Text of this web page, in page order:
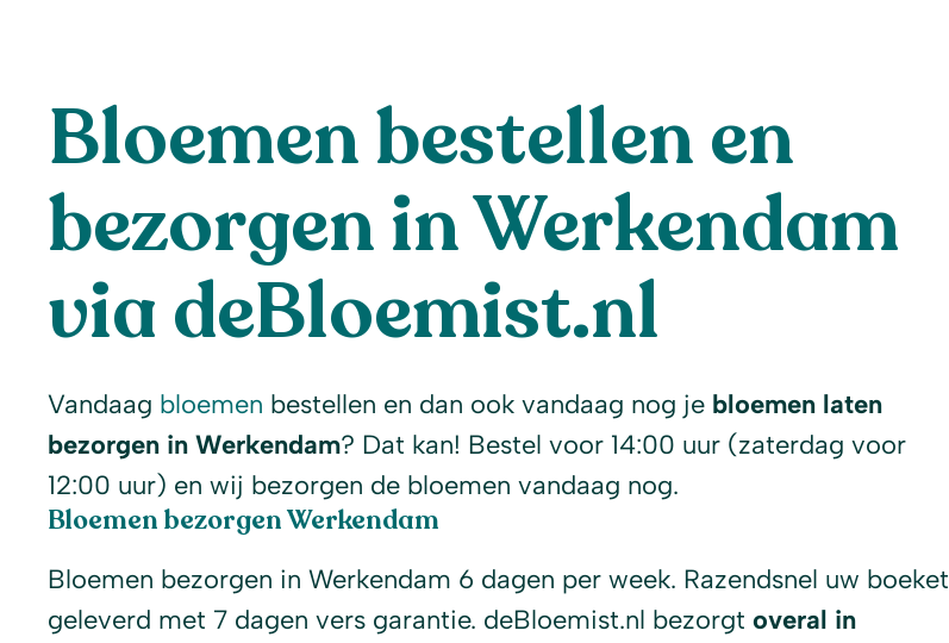
Bloemen bestellen en
bezorgen in Werkendam
via deBloemist.nl
Vandaag bloemen bestellen en dan ook vandaag nog je bloemen laten
bezorgen in Werkendam? Dat kan! Bestel voor 14:00 uur (zaterdag voor
12:00 uur) en wij bezorgen de bloemen vandaag nog.
Bloemen bezorgen Werkendam
Bloemen bezorgen in Werkendam 6 dagen per week. Razendsnel uw boeket
geleverd met 7 dagen vers garantie. deBloemist.nl bezorgt overal in